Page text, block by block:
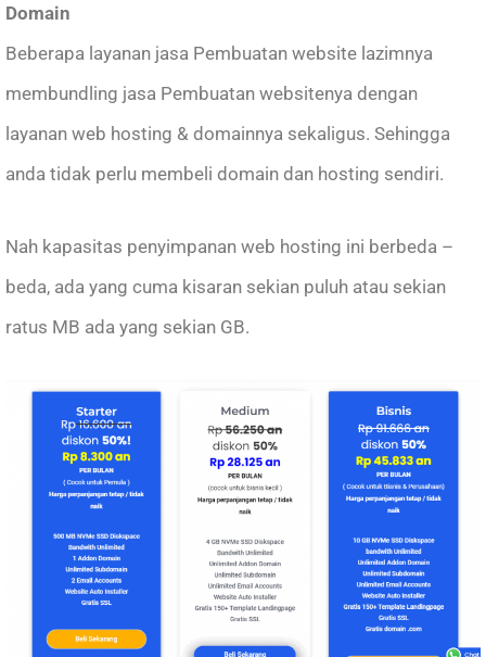
Domain
Beberapa layanan jasa Pembuatan website lazimnya
membundling jasa Pembuatan websitenya dengan
layanan web hosting & domainnya sekaligus. Sehingga
anda tidak perlu membeli domain dan hosting sendiri.
Nah kapasitas penyimpanan web hosting ini berbeda –
beda, ada yang cuma kisaran sekian puluh atau sekian
ratus MB ada yang sekian GB.